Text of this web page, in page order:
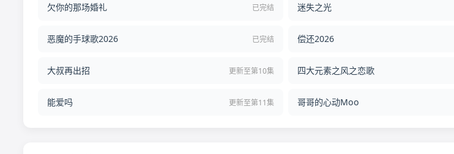
欠你的那场婚礼 已完结 迷失之光
恶魔的手球歌2026 已完结 偿还2026
大叔再出招 更新至第10集 四大元素之风之恋歌
能爱吗 更新至第11集 哥哥的心动Moo